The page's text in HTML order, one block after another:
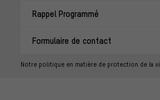
Rappel Programmé
Formulaire de contact
Notre politique en matière de protection de la